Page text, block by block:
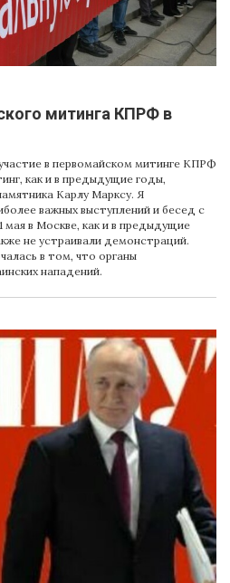
митинга КПРФ в
в первомайском митинге КПРФ
как и в предыдущие годы,
Карлу Марксу. Я
важных выступлений и бесед с
в Москве, как и в предыдущие
не устраивали демонстраций.
в том, что органы
нападений.